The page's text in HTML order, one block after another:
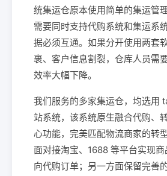
统集运仓原本使用简单的集运管
需要同时支持代购系统和集运系
据必须互通。如果分开使用两套
裹、客户信息割裂，仓库人员需
效率大幅下降。
我们服务的多家集运仓，均选用
站系统，该系统原生融合代购、
心功能，完美匹配物流商家的转
面对接淘宝、1688 等平台实现商
向代购订单；另一方面保留完善